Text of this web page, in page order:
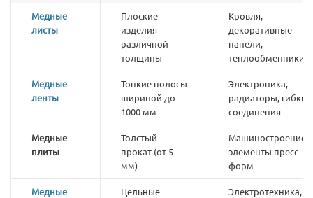
Медные
листы
Плоские
изделия
различной
толщины
Кровля,
декоративные
панели,
теплообменники
Медные
ленты
Тонкие полосы
шириной до
1000 мм
Электроника,
радиаторы, гибкие
соединения
Медные
плиты
Толстый
прокат (от 5
мм)
Машиностроение,
элементы пресс-
форм
Медные
Цельные
Электротехника,